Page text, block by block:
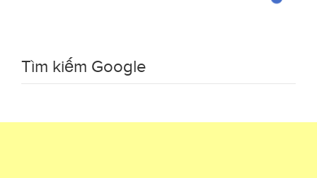
Tìm kiếm Google